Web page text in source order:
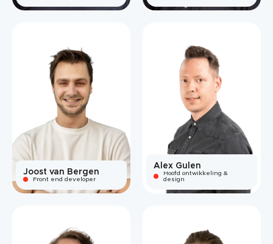
Joost van Bergen
Front end developer
Alex Gulen
Hoofd ontwikkeling &
design